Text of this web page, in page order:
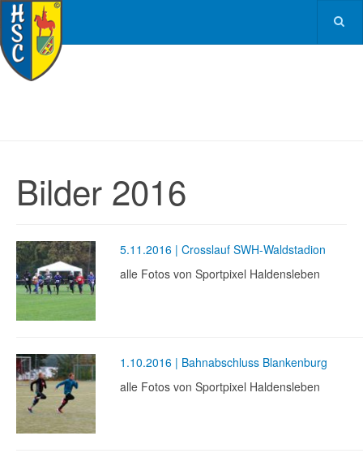
Bilder 2016
5.11.2016 | Crosslauf SWH-Waldstadion
alle Fotos von Sportpixel Haldensleben
1.10.2016 | Bahnabschluss Blankenburg
alle Fotos von Sportpixel Haldensleben